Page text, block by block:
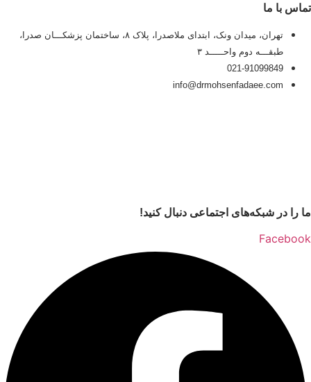
تماس با ما
تهران، میدان ونک، ابتدای ملاصدرا، پلاک ۸، ساختمان پزشکـــان صدرا،
طبقـــه دوم واحـــــد ۳
021-91099849
info@drmohsenfadaee.com
ما را در شبکه‌های اجتماعی دنبال کنید!
Facebook